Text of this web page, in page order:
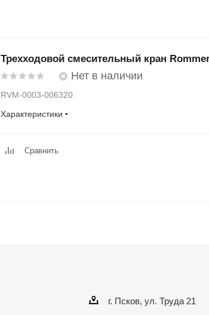
Трехходовой смесительный кран
Нет в наличии
RVM-0003-006320
Характеристики
Сравнить
г. Псков, ул. Труда 21